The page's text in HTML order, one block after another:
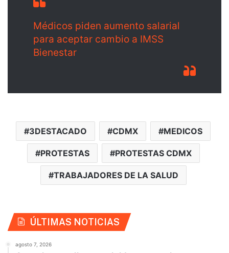
Médicos piden aumento salarial
para aceptar cambio a IMSS
Bienestar
3DESTACADO CDMX MEDICOS
PROTESTAS PROTESTAS CDMX
TRABAJADORES DE LA SALUD
ÚLTIMAS NOTICIAS
agosto 7, 2026